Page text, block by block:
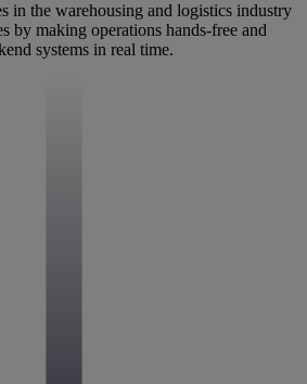
in the warehousing and logistics industry
by making operations hands-free and
systems in real time.